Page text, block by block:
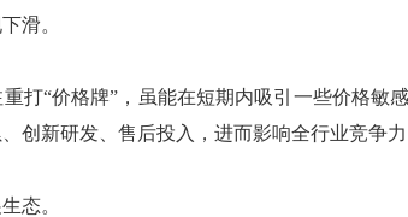
滑。
“价格牌”，虽能在短期内吸引一些价格敏
创新研发、售后投入，进而影响全行业竞争力
态。